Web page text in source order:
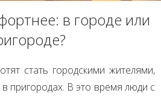
в городе или
стать городскими жителями,
пригородах. В это время люди с